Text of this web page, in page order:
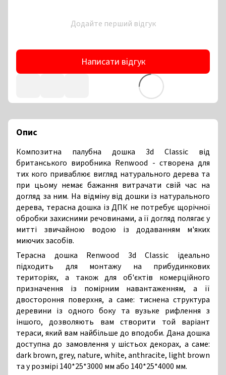
Додайте перший відгук
Написати відгук
Опис
Композитна палубна дошка 3d Classic від
британського виробника Renwood - створена для
тих кого приваблює вигляд натурального дерева та
при цьому немає бажання витрачати свій час на
догляд за ним. На відміну від дошки із натурального
дерева, терасна дошка із ДПК не потребує щорічної
обробки захисними речовинами, а її догляд полягає у
митті звичайною водою із додаванням м'яких
миючих засобів.
Терасна дошка Renwood 3d Classic ідеально
підходить для монтажу на прибудинкових
територіях, а також для об'єктів комерційного
призначення із помірним навантаженням, а її
двостороння поверхня, а саме: тиснена структура
деревини із одного боку та вузьке рифлення з
іншого, дозволяють вам створити той варіант
тераси, який вам найбільше до вподоби. Дана дошка
доступна до замовлення у шістьох декорах, а саме:
dark brown, grey, nature, white, anthracite, light brown
та у розмірі 140*25*3000 мм або 140*25*4000 мм.